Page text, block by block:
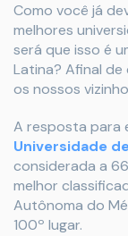
Como você já
melhores
será que isso é
Latina? Afinal de
os nossos
A resposta para
Universidade
considerada a
melhor
Autônoma do
100º lugar.